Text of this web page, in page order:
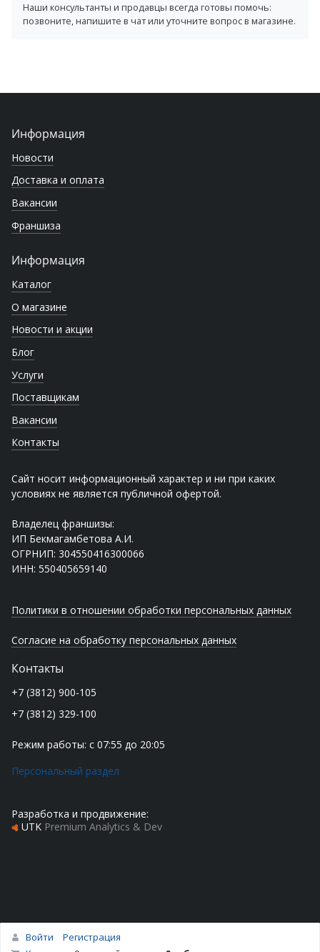
Наши консультанты и продавцы всегда готовы помочь:
позвоните, напишите в чат или уточните вопрос в магазине.
Информация
Новости
Доставка и оплата
Вакансии
Франшиза
Информация
Каталог
О магазине
Новости и акции
Блог
Услуги
Поставщикам
Вакансии
Контакты
Сайт носит информационный характер и ни при каких
условиях не является публичной офертой.
Владелец франшизы:
ИП Бекмагамбетова А.И.
ОГРНИП: 304550416300066
ИНН: 550405659140
Политики в отношении обработки персональных данных
Согласие на обработку персональных данных
Контакты
+7 (3812) 900-105
+7 (3812) 329-100
Режим работы: с 07:55 до 20:05
Персональный раздел
Разработка и продвижение:
UTK Premium Analytics & Dev
Наверх
Войти
Регистрация